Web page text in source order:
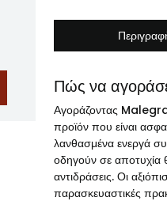
Πώς να
Αγοράζοντας Malegra
προϊόν που είναι
λανθασμένα ενεργά
οδηγούν σε αποτυχία
αντιδράσεις. Οι
παρασκευαστικές